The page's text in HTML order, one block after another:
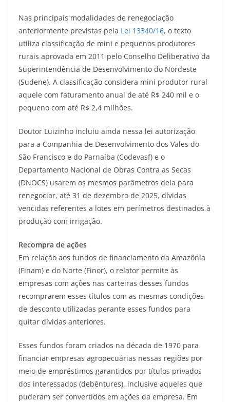
Nas principais modalidades de renegociação
anteriormente previstas pela Lei 13340/16, o texto
utiliza classificação de mini e pequenos produtores
rurais aprovada em 2011 pelo Conselho Deliberativo da
Superintendência de Desenvolvimento do Nordeste
(Sudene). A classificação considera mini produtor rural
aquele com faturamento anual de até R$ 240 mil e o
pequeno com até R$ 2,4 milhões.
Doutor Luizinho incluiu ainda nessa lei autorização
para a Companhia de Desenvolvimento dos Vales do
São Francisco e do Parnaíba (Codevasf) e o
Departamento Nacional de Obras Contra as Secas
(DNOCS) usarem os mesmos parâmetros dela para
renegociar, até 31 de dezembro de 2025, dívidas
vencidas referentes a lotes em perímetros destinados à
produção com irrigação.
Recompra de ações
Em relação aos fundos de financiamento da Amazônia
(Finam) e do Norte (Finor), o relator permite às
empresas com ações nas carteiras desses fundos
recomprarem esses títulos com as mesmas condições
de desconto utilizadas perante esses fundos para
quitar dívidas anteriores.
Esses fundos foram criados na década de 1970 para
financiar empresas agropecuárias nessas regiões por
meio de empréstimos garantidos por títulos privados
dos interessados (debêntures), inclusive aqueles que
puderam ser convertidos em ações da empresa. Em